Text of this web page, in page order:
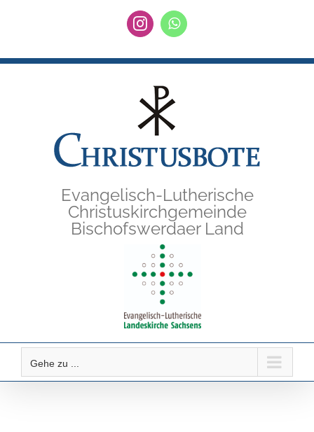
springen
InstagramWhatsApp
Evangelisch-Lutherische
Christuskirchgemeinde
Bischofswerdaer Land
Gehe zu ...